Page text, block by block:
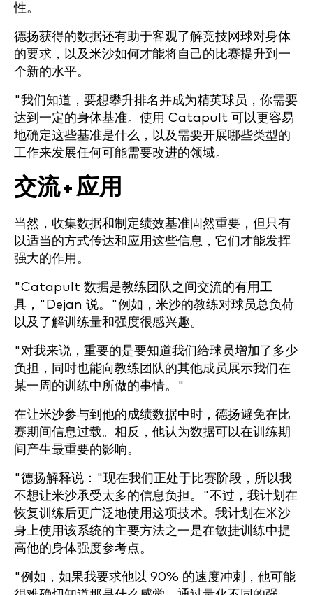
性。
德扬获得的数据还有助于客观了解竞技网球对身体
的要求，以及米沙如何才能将自己的比赛提升到一
个新的水平。
"我们知道，要想攀升排名并成为精英球员，你需要
达到一定的身体基准。使用 Catapult 可以更容易
地确定这些基准是什么，以及需要开展哪些类型的
工作来发展任何可能需要改进的领域。
交流 + 应用
当然，收集数据和制定绩效基准固然重要，但只有
以适当的方式传达和应用这些信息，它们才能发挥
强大的作用。
"Catapult 数据是教练团队之间交流的有用工
具，"Dejan 说。"例如，米沙的教练对球员总负荷
以及了解训练量和强度很感兴趣。
"对我来说，重要的是要知道我们给球员增加了多少
负担，同时也能向教练团队的其他成员展示我们在
某一周的训练中所做的事情。"
在让米沙参与到他的成绩数据中时，德扬避免在比
赛期间信息过载。相反，他认为数据可以在训练期
间产生最重要的影响。
"德扬解释说："现在我们正处于比赛阶段，所以我
不想让米沙承受太多的信息负担。"不过，我计划在
恢复训练后更广泛地使用这项技术。我计划在米沙
身上使用该系统的主要方法之一是在敏捷训练中提
高他的身体强度参考点。
"例如，如果我要求他以 90% 的速度冲刺，他可能